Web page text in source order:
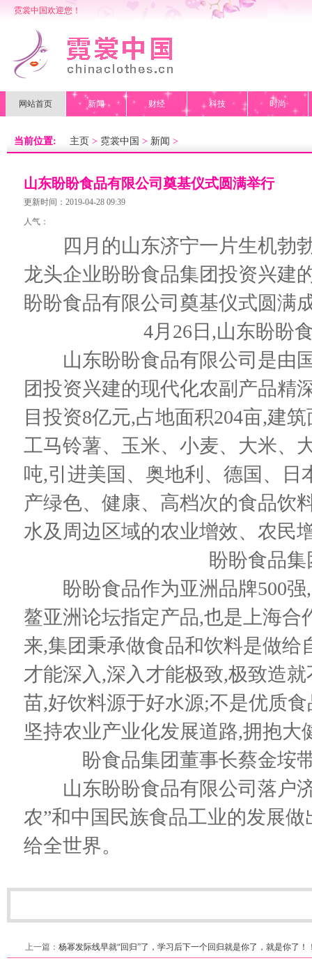
霓裳中国欢迎您！
网站首页 新闻 财经 科技 时尚
当前位置: 主页 > 霓裳中国 > 新闻 >
山东盼盼食品有限公司奠基仪式圆满举行
更新时间：2019-04-28 09:39
人气：
四月的山东济宁一片生机勃勃
龙头企业盼盼食品集团投资兴建
盼盼食品有限公司奠基仪式圆满
4月26日,山东盼盼
山东盼盼食品有限公司是由国
团投资兴建的现代化农副产品精
目投资8亿元,占地面积204亩,建
工马铃薯、玉米、小麦、大米、
吨,引进美国、奥地利、德国、
产绿色、健康、高档次的食品饮
水及周边区域的农业增效、农民
盼盼食品
盼盼食品作为亚洲品牌500强,
鳌亚洲论坛指定产品,也是上海
来,集团秉承做食品和饮料是做
才能深入,深入才能极致,极致造
苗,好饮料源于好水源;不是优质
坚持农业产业化发展道路,拥抱
盼食品集团董事长蔡金垵
山东盼盼食品有限公司落户济
农”和中国民族食品工业的发展
给全世界。
上一篇： 杨幂发际线早就“回归”了，学习后下一个回归就是你了，就是你了！